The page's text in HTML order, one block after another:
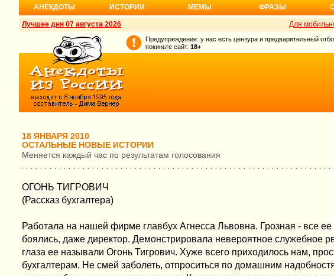
АНЕКДОТЫ ИСТОРИИ МЕМЫ ФРАЗЫ
Лучшее дня 07 августа 2026 Для
Предупреждение: у нас есть цензура и предварительный
покиньте сайт. 18+
18 ЯНВАРЯ 2010
ОСТАЛЬНЫЕ НОВЫЕ ИСТОРИИ
Меняется каждый час по результатам голосования
ОГОНЬ ТИГРОВИЧ
(Рассказ бухгалтера)
Работала на нашей фирме главбух Агнесса Львовна. Грозная - все ее
боялись, даже директор. Демонстрировала невероятное служебное
глаза ее называли Огонь Тигрович. Хуже всего приходилось нам,
бухгалтерам. Не смей заболеть, отпроситься по домашним